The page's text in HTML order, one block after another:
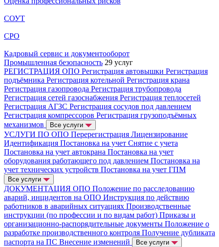
СОУТ
СРО
Кадровый сервис и документооборот
Промышленная безопасность 29 услуг
РЕГИСТРАЦИЯ ОПО Регистрация автовышки Регистрация
подъёмника Регистрация котельной Регистрация крана
Регистрация газопровода Регистрация трубопровода
Регистрация сетей газоснабжения Регистрация теплосетей
Регистрация АГЗС Регистрация сосудов под давлением
Регистрация компрессоров Регистрация грузоподъёмных
механизмов
Все услуги
УСЛУГИ ПО ОПО Перерегистрация Лицензирование
Идентификация Постановка на учет Снятие с учета
Постановка на учет автокрана Постановка на учет
оборудования работающего под давлением Постановка на
учет технических устройств Постановка на учет ГПМ
Все услуги
ДОКУМЕНТАЦИЯ ОПО Положение по расследованию
аварий, инцидентов на ОПО Инструкция по действию
работников в аварийных ситуациях Производственные
инструкции (по профессии и по видам работ) Приказы и
организационно-распорядительные документы Положение о
разработке производственного контроля Получение дубликата
паспорта на ПС Внесение изменений Все услуги